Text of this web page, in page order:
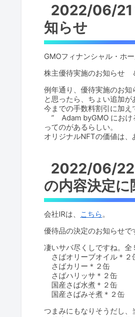
2022/06/21
知らせ
GMOフィナンシャル・ホ
株主優待実施のお知らせ
例年通り、優待実施のお知
と思ったら、ちょい追加が
今までの手数料割引に加え
” Adam byGMO におけ
ってのがあるらしい。
オリジナルNFTの価値は、
2022/06/22
の内容決定
会社IRは、 こちら。
優待品の決定のお知らせで
凄いサバ尽くしですね。全
さばオリーブオイル＊２
さばカリー＊２缶
さばハリッサ＊２缶
国産さば水煮＊２缶
国産さばみそ煮＊２缶
つまみにもなりそうだし、